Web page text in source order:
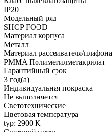
IP20
Модельный ряд
SHOP FOOD
Материал корпуса
Металл
Материал рассеивателя/плафона
PMMA Полиметилметакрилат
Гарантийный срок
3 год(а)
Индивидуальная покраска
Не выполняется
Светотехнические
Цветовая температура
typ: 2900 K